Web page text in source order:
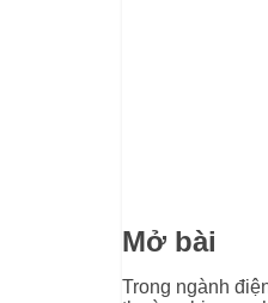
Mở bài
Trong ngành